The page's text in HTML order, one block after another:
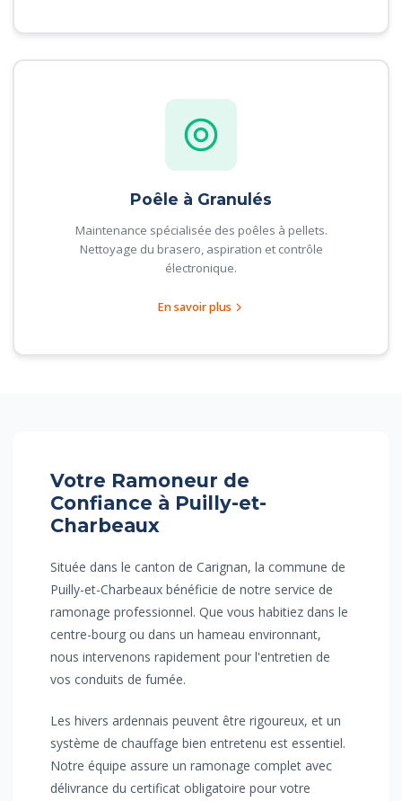
Poêle à Granulés
Maintenance spécialisée des poêles à pellets.
Nettoyage du brasero, aspiration et contrôle
électronique.
En savoir plus
Votre Ramoneur de
Confiance à Puilly-et-
Charbeaux
Située dans le canton de Carignan, la commune de
Puilly-et-Charbeaux bénéficie de notre service de
ramonage professionnel. Que vous habitiez dans le
centre-bourg ou dans un hameau environnant,
nous intervenons rapidement pour l'entretien de
vos conduits de fumée.
Les hivers ardennais peuvent être rigoureux, et un
système de chauffage bien entretenu est essentiel.
Notre équipe assure un ramonage complet avec
délivrance du certificat obligatoire pour votre